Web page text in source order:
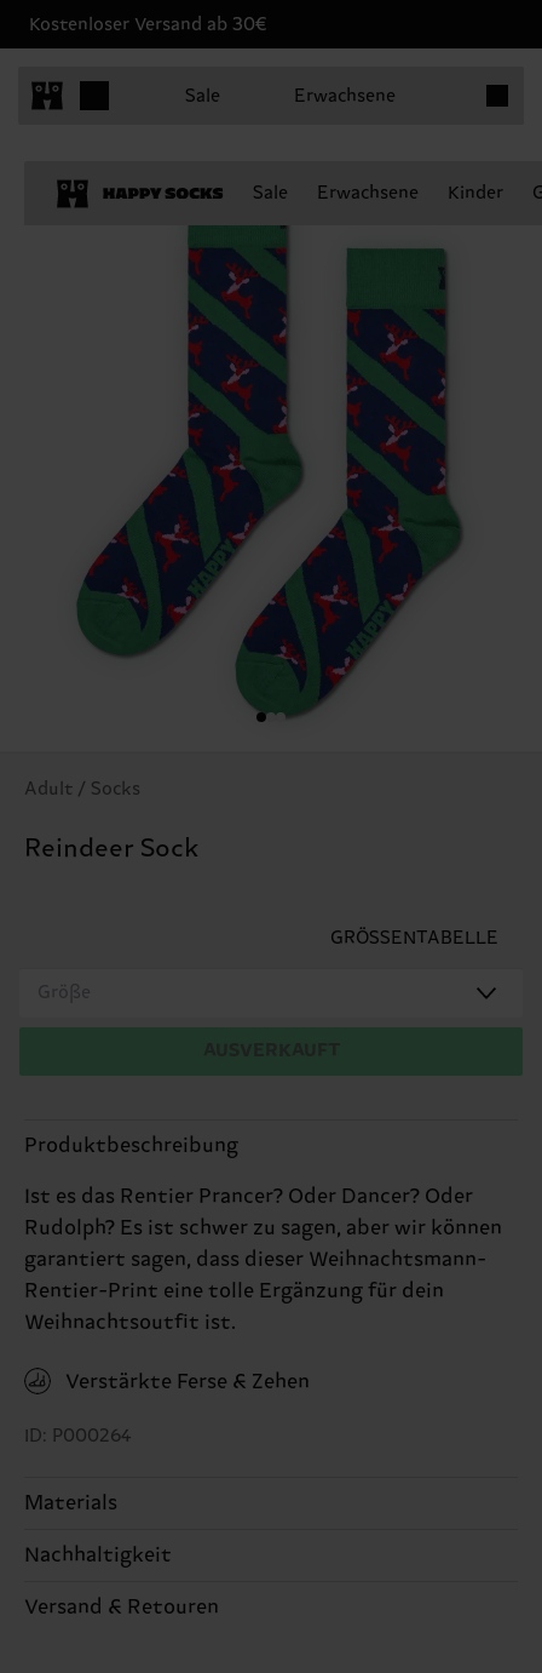
Kostenloser Versand ab 30€
Sale Erwachsene
Sale Erwachsene Kinder
Adult / Socks
Reindeer Sock
GRÖSSENTABELLE
Größe
Produktbeschreibung
Ist es das Rentier Prancer? Oder Dancer? Oder
Rudolph? Es ist schwer zu sagen, aber wir können
garantiert sagen, dass dieser Weihnachtsmann-
Rentier-Print eine tolle Ergänzung für dein
Weihnachtsoutfit ist.
Verstärkte Ferse & Zehen
ID: P000264
Materials
86% Cotton, 12% Polyamide, 2% Elastane
Nachhaltigkeit
Nachhaltigkeit ist mehr als nur Qualität und
Versand & Retouren